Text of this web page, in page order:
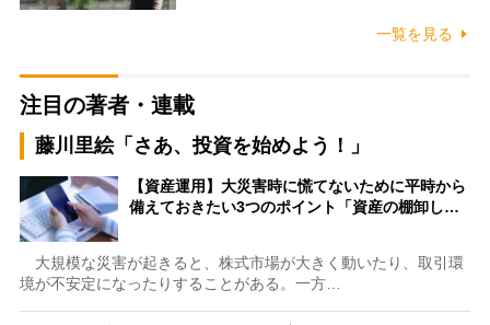
一覧を見る
注目の著者・連載
藤川里絵「さあ、投資を始めよう！」
【資産運用】大災害時に慌てないために平時から
備えておきたい3つのポイント「資産の棚卸し…
大規模な災害が起きると、株式市場が大きく動いたり、取引環
境が不安定になったりすることがある。一方…